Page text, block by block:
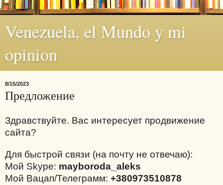
Venezuela, el Mundo y mi
opinion
8/15/2023
Предложение
Здравствуйте. Вас интересует продвижение
сайта?
Для быстрой связи (на почту не отвечаю):
Мой Skype: mayboroda_aleks
Мой Вацап/Телеграмм: +380973510878